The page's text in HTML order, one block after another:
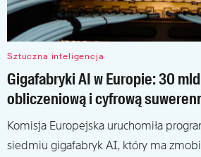
Sztuczna inteligencja
Gigafabryki AI w Europie: 30
obliczeniową i cyfrową
Komisja Europejska uruchomiła
siedmiu gigafabryk AI, który ma